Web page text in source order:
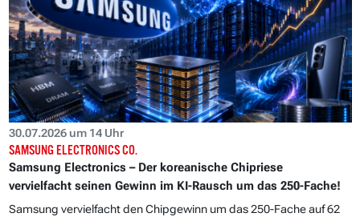
30.07.2026 um 14 Uhr
SAMSUNG ELECTRONICS CO.
Samsung Electronics – Der koreanische Chipriese
vervielfacht seinen Gewinn im KI-Rausch um das 250-Fache!
Samsung vervielfacht den Chipgewinn um das 250-Fache auf 62